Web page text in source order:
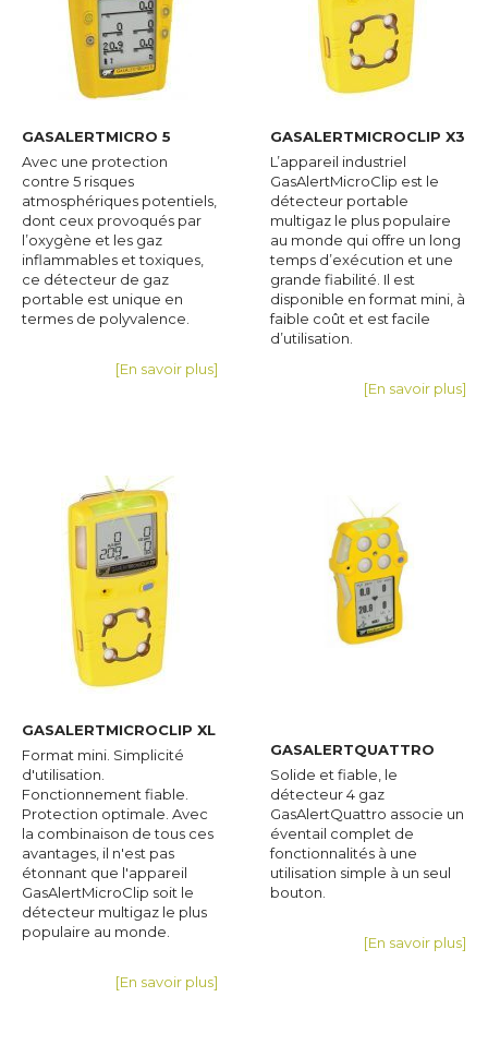
GASALERTMICRO 5
Avec une protection
contre 5 risques
atmosphériques potentiels,
dont ceux provoqués par
l’oxygène et les gaz
inflammables et toxiques,
ce détecteur de gaz
portable est unique en
termes de polyvalence.
[En savoir plus]
GASALERTMICROCLIP X3
L’appareil industriel
GasAlertMicroClip est le
détecteur portable
multigaz le plus populaire
au monde qui offre un long
temps d’exécution et une
grande fiabilité. Il est
disponible en format mini, à
faible coût et est facile
d’utilisation.
[En savoir plus]
GASALERTMICROCLIP XL
Format mini. Simplicité
d'utilisation.
Fonctionnement fiable.
Protection optimale. Avec
la combinaison de tous ces
avantages, il n'est pas
étonnant que l'appareil
GasAlertMicroClip soit le
détecteur multigaz le plus
populaire au monde.
[En savoir plus]
GASALERTQUATTRO
Solide et fiable, le
détecteur 4 gaz
GasAlertQuattro associe un
éventail complet de
fonctionnalités à une
utilisation simple à un seul
bouton.
[En savoir plus]